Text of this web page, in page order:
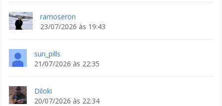
ramoseron
23/07/2026 às 19:43
sun_pills
21/07/2026 às 22:35
Diloki
20/07/2026 às 22:34